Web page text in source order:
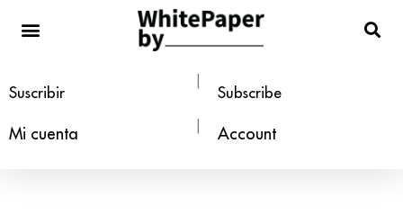
Suscribir
Mi cuenta
Subscribe
Account